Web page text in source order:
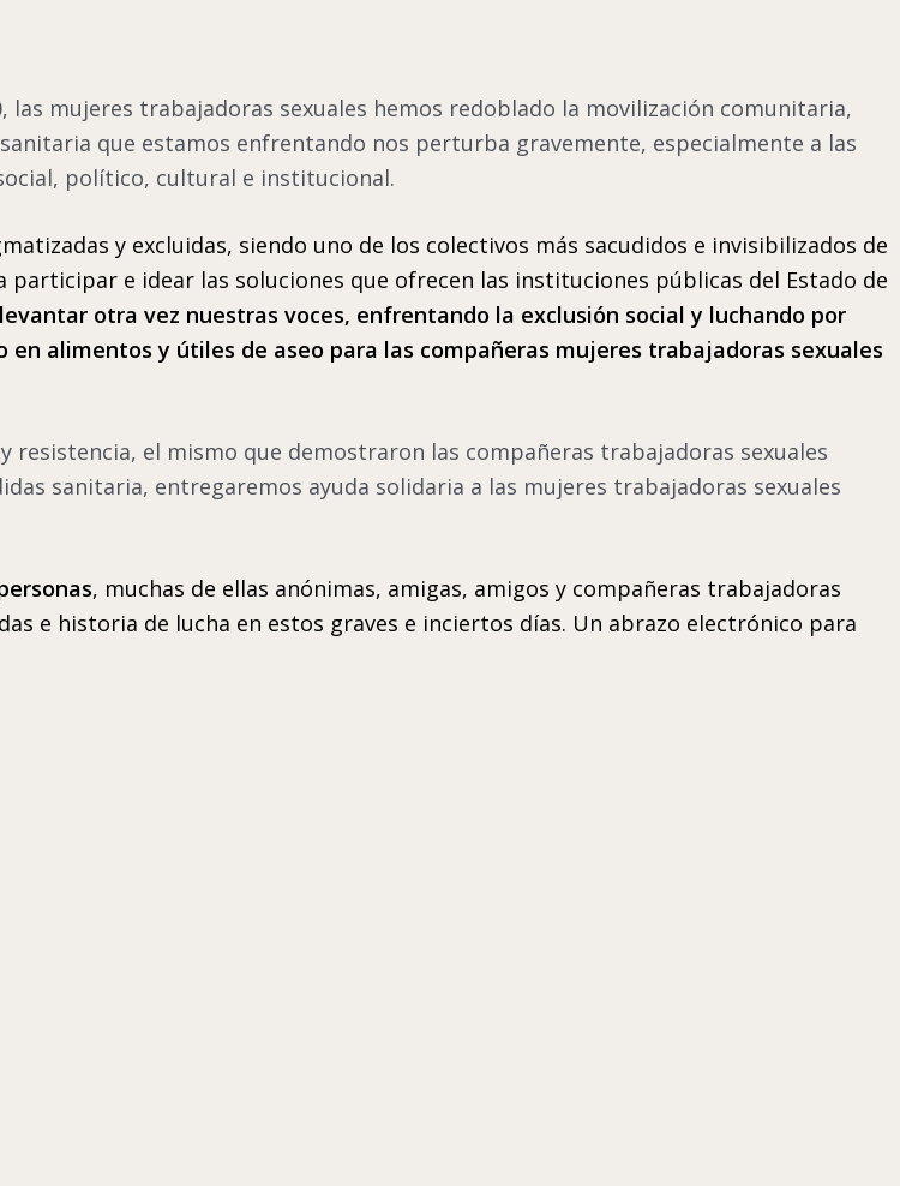
las mujeres trabajadoras sexuales hemos redoblado la movilización comunitaria,
que estamos enfrentando nos perturba gravemente, especialmente a las
político, cultural e institucional.
y excluidas, siendo uno de los colectivos más sacudidos e invisibilizados de
e idear las soluciones que ofrecen las instituciones públicas del Estado de
otra vez nuestras voces, enfrentando la exclusión social y luchando por
alimentos y útiles de aseo para las compañeras mujeres trabajadoras sexuales
el mismo que demostraron las compañeras trabajadoras sexuales
sanitaria, entregaremos ayuda solidaria a las mujeres trabajadoras sexuales
, muchas de ellas anónimas, amigas, amigos y compañeras trabajadoras
e historia de lucha en estos graves e inciertos días. Un abrazo electrónico para